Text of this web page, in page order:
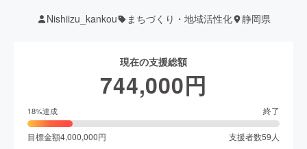
Nishiizu_kankou まちづくり・地域活性化 静岡県
現在の支援総額
744,000円
18%達成 終了
目標金額4,000,000円 支援者数59 人